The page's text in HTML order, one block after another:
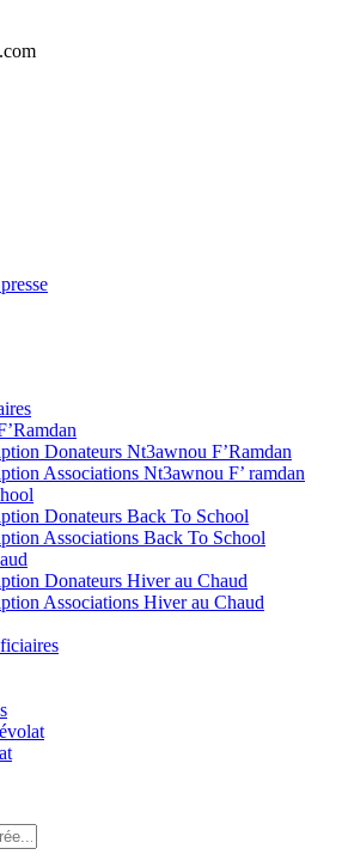
Donateurs Nt3awnou F’Ramdan
Associations Nt3awnou F’ ramdan
Donateurs Back To School
Associations Back To School
Donateurs Hiver au Chaud
Associations Hiver au Chaud